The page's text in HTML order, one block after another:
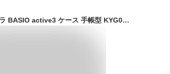
ALSDKEZI 対応 京セラ BASIO active3 ケース 手帳型 KYG04 ケース 可愛い 猫柄 動物柄 純色シンプルデザイン スマホケース おしゃれ カード入れ 財布型 女性 人気 カバー カード収納 スタンド機能 内蔵マグネット式, 赤/Red